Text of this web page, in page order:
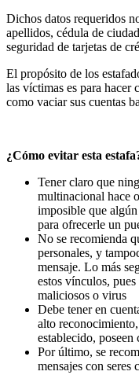
Dichos datos requeridos
apellidos, cédula de
seguridad de tarjetas de
El propósito de los
las víctimas es para hacer
como vaciar sus cuentas
¿Cómo evitar esta
Tener claro que
multinacional hace
imposible que
para ofrecerle un
No se recomienda
personales, y
mensaje. Lo más
estos vínculos,
maliciosos o virus
Debe tener en
alto
establecido, poseen
Por último, se
mensajes con seres